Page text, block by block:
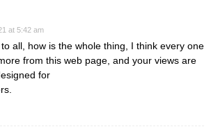
at 5:42 am
to all, how is the whole thing, I think every one
from this web page, and your views are
for